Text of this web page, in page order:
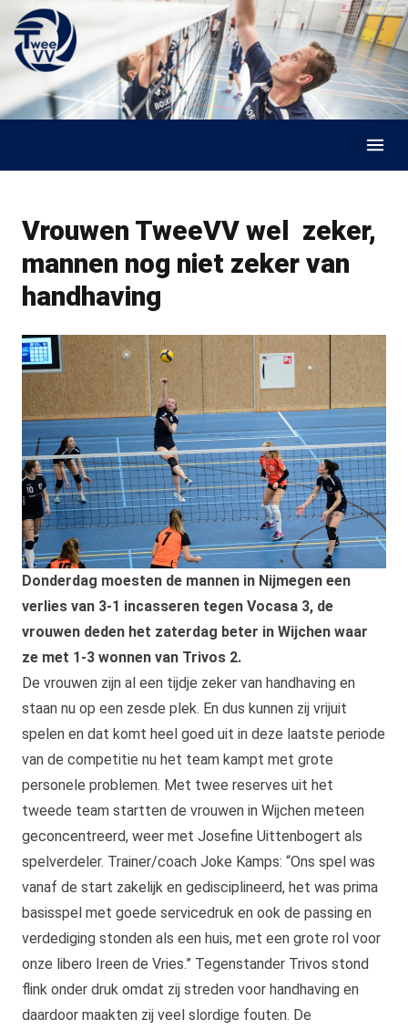
Skip to content
Vrouwen TweeVV wel zeker,
mannen nog niet zeker van
handhaving
Donderdag moesten de mannen in Nijmegen een
verlies van 3-1 incasseren tegen Vocasa 3, de
vrouwen deden het zaterdag beter in Wijchen waar
ze met 1-3 wonnen van Trivos 2.
De vrouwen zijn al een tijdje zeker van handhaving en
staan nu op een zesde plek. En dus kunnen zij vrijuit
spelen en dat komt heel goed uit in deze laatste periode
van de competitie nu het team kampt met grote
personele problemen. Met twee reserves uit het
tweede team startten de vrouwen in Wijchen meteen
geconcentreerd, weer met Josefine Uittenbogert als
spelverdeler. Trainer/coach Joke Kamps: “Ons spel was
vanaf de start zakelijk en gedisciplineerd, het was prima
basisspel met goede servicedruk en ook de passing en
verdediging stonden als een huis, met een grote rol voor
onze libero Ireen de Vries.” Tegenstander Trivos stond
flink onder druk omdat zij streden voor handhaving en
daardoor maakten zij veel slordige fouten. De